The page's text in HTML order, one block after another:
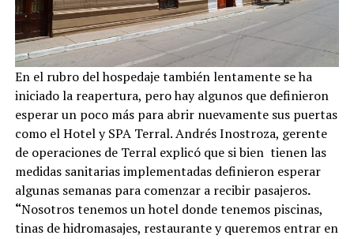
En el rubro del hospedaje también lentamente se ha
iniciado la reapertura, pero hay algunos que definieron
esperar un poco más para abrir nuevamente sus puertas
como el Hotel y SPA Terral. Andrés Inostroza, gerente
de operaciones de Terral explicó que si bien tienen las
medidas sanitarias implementadas definieron esperar
algunas semanas para comenzar a recibir pasajeros.
“Nosotros tenemos un hotel donde tenemos piscinas,
tinas de hidromasajes, restaurante y queremos entrar en